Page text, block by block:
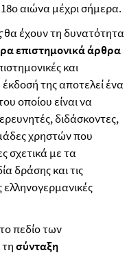
αιώνα μέχρι σήμερα.
θα έχουν τη δυνατότητα
επιστημονικά άρθρα
και
έκδοσή της αποτελεί ένα
οποίου είναι να
διδάσκοντες,
χρηστών που
σχετικά με τα
δράσης και τις
πεδίο των
σύνταξη